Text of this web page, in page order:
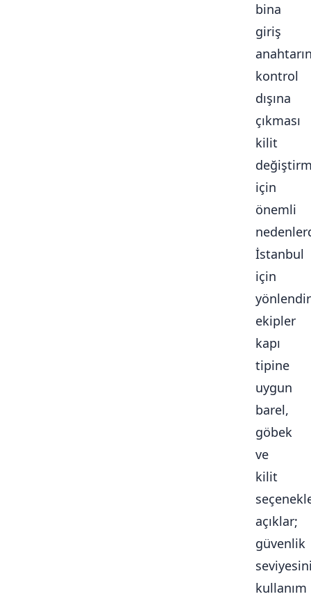
bina
giriş
kontrol
dışına
çıkması
kilit
için
önemli
İstanbul
için
ekipler
kapı
tipine
uygun
barel,
göbek
ve
kilit
açıklar;
güvenlik
kullanım